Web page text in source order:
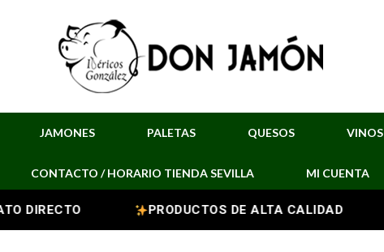
JAMONES PALETAS QUESOS VINOS
CONTACTO / HORARIO TIENDA SEVILLA MI CUENTA
DIRECTO PRODUCTOS DE ALTA CALIDAD